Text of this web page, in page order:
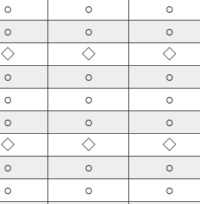
○ ○ ○
○ ○ ○
◇ ◇ ◇
○ ○ ○
○ ○ ○
○ ○ ○
◇ ◇ ◇
○ ○ ○
○ ○ ○